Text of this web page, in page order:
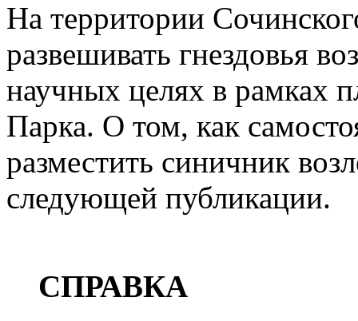
На территории
развешивать гнездовья
научных целях в рамках
Парка. О том, как
разместить синичник
следующей публикации.
СПРАВКА